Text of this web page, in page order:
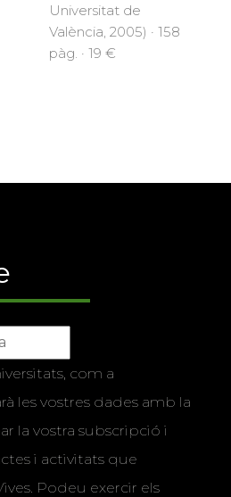
Universitat de
València, 2005) · 158
pàg. · 19 €
com a
les vostres dades amb la
la vostra subscripció i
i activitats que
Podeu exercir els